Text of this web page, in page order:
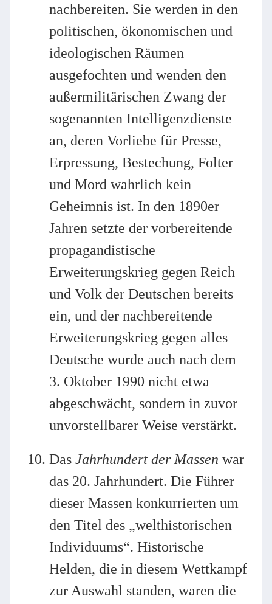
nachbereiten. Sie werden in den
politischen, ökonomischen und
ideologischen Räumen
ausgefochten und wenden den
außermilitärischen Zwang der
sogenannten Intelligenzdienste
an, deren Vorliebe für Presse,
Erpressung, Bestechung, Folter
und Mord wahrlich kein
Geheimnis ist. In den 1890er
Jahren setzte der vorbereitende
propagandistische
Erweiterungskrieg gegen Reich
und Volk der Deutschen bereits
ein, und der nachbereitende
Erweiterungskrieg gegen alles
Deutsche wurde auch nach dem
3. Oktober 1990 nicht etwa
abgeschwächt, sondern in zuvor
unvorstellbarer Weise verstärkt.
Das Jahrhundert der Massen war
das 20. Jahrhundert. Die Führer
dieser Massen konkurrierten um
den Titel des „welthistorischen
Individuums“. Historische
Helden, die in diesem Wettkampf
zur Auswahl standen, waren die